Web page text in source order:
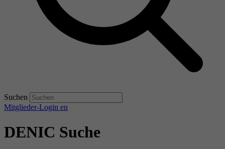
Suchen
Mitglieder-Login en
DENIC Suche